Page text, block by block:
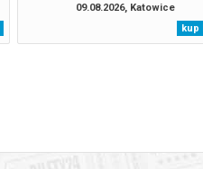
09.08.2026, Katowice
kup